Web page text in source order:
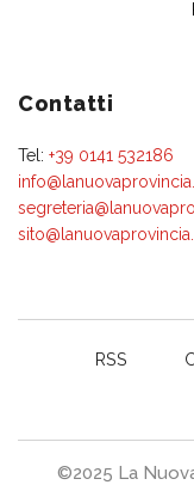
Contatti
Tel: +39 0141 532186
RSS
©2025 La